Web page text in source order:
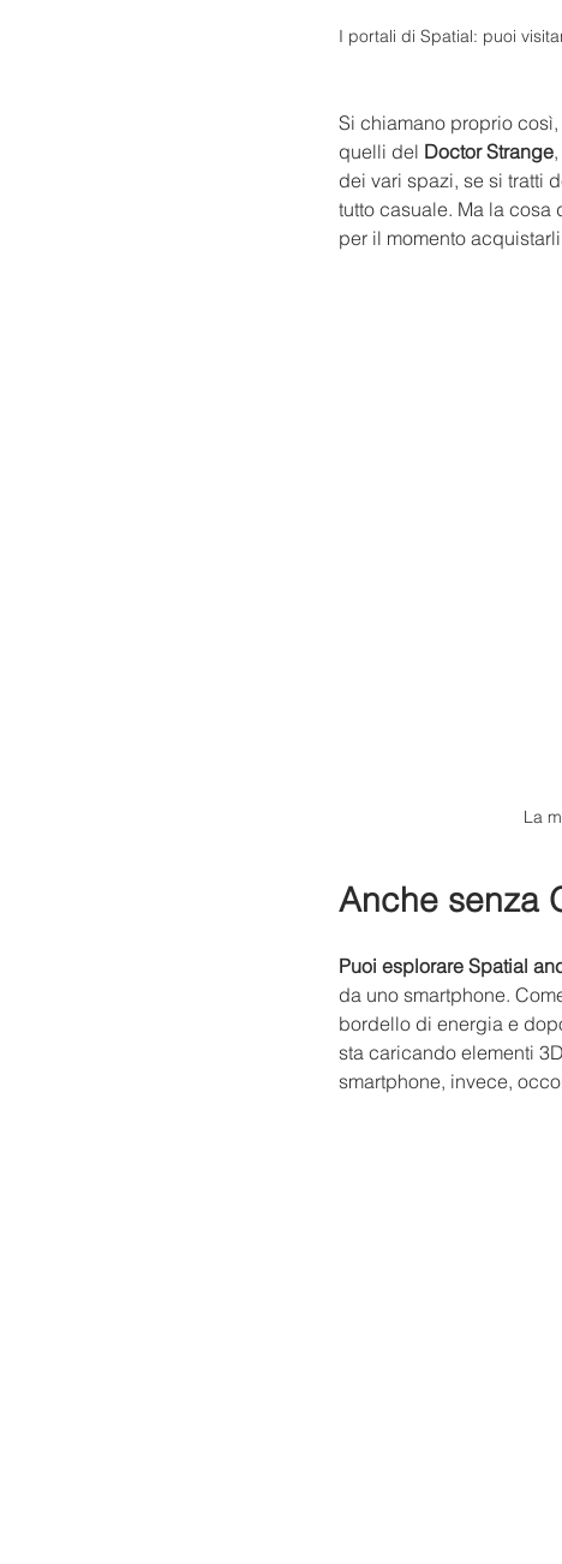
I portali di Spatial: puoi
Si chiamano proprio
quelli del Doctor Strange
dei vari spazi, se si tratti
tutto casuale. Ma la cosa
per il momento
La
Anche senza
Puoi esplorare Spatial
da uno smartphone.
bordello di energia e
sta caricando elementi
smartphone, invece,